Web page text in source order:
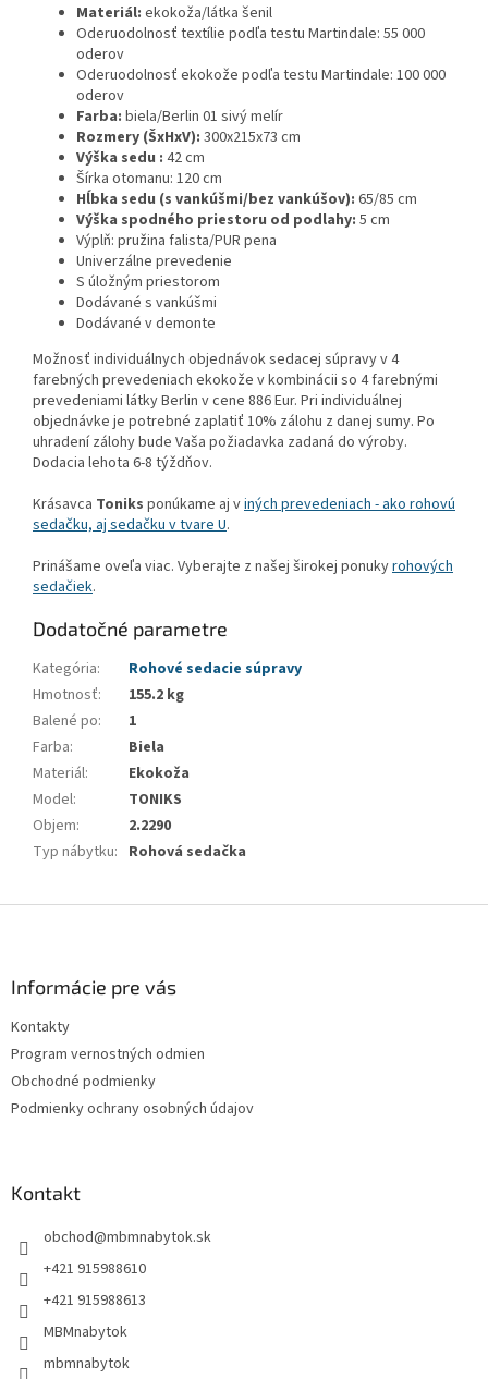
Materiál: ekokoža/látka šenil
Oderuodolnosť textílie podľa testu Martindale: 55 000
oderov
Oderuodolnosť ekokože podľa testu Martindale: 100 000
oderov
Farba: biela/Berlin 01 sivý melír
Rozmery (ŠxHxV): 300x215x73 cm
Výška sedu : 42 cm
Šírka otomanu: 120 cm
Hĺbka sedu (s vankúšmi/bez vankúšov): 65/85 cm
Výška spodného priestoru od podlahy: 5 cm
Výplň: pružina falista/PUR pena
Univerzálne prevedenie
S úložným priestorom
Dodávané s vankúšmi
Dodávané v demonte
Možnosť individuálnych objednávok sedacej súpravy v 4
farebných prevedeniach ekokože v kombinácii so 4 farebnými
prevedeniami látky Berlin v cene 886 Eur. Pri individuálnej
objednávke je potrebné zaplatiť 10% zálohu z danej sumy. Po
uhradení zálohy bude Vaša požiadavka zadaná do výroby.
Dodacia lehota 6-8 týždňov.
Krásavca Toniks ponúkame aj viných prevedeniach - ako rohovú
sedačku, aj sedačku v tvare U.
Prinášame oveľa viac. Vyberajte z našej širokej ponukyrohových
sedačiek.
Dodatočné parametre
Kategória:
Rohové sedacie súpravy
Hmotnosť:
155.2 kg
Balené po:
1
Farba:
Biela
Materiál:
Ekokoža
Model:
TONIKS
Objem:
2.2290
Typ nábytku: Rohová sedačka
Informácie pre vás
Kontakty
Program vernostných odmien
Obchodné podmienky
Podmienky ochrany osobných údajov
Kontakt
obchod@mbmnabytok.sk
+421 915988610
+421 915988613
MBMnabytok
mbmnabytok